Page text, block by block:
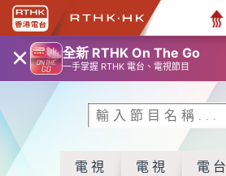
× 全新 RTHK On The Go
一手掌握 RTHK 電台、電視節目
電視 電視 電台